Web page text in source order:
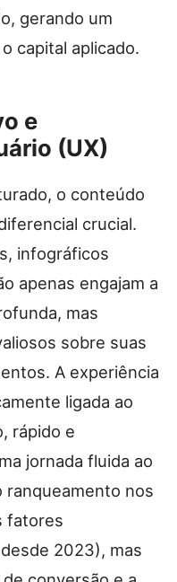
gerando um
capital aplicado.
e
(UX)
o conteúdo
crucial.
infográficos
apenas engajam a
mas
sobre suas
A experiência
ligada ao
rápido e
jornada fluida ao
ranqueamento nos
fatores
2023), mas